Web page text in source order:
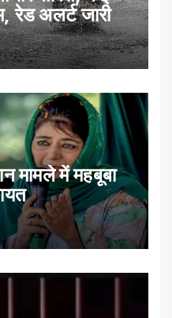
रेड अलर्ट जारी
मामले में महबूबा